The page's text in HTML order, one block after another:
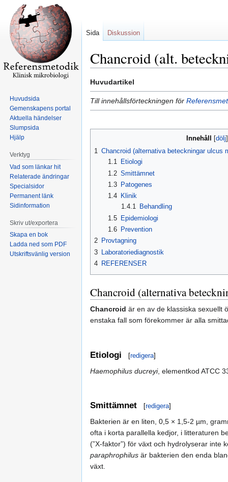
Chancroid (alt.
Hoppa
till
navigering
Hoppa
till
sök
Huvudartikel
Till innehållsförteckningen för
Innehåll
1 Chancroid (alternativa beteckningar ulcus
1.1
Etiologi
1.2 Smittämnet
1.3
Patogenes
1.4
Klinik
1.4.1 Behandling
1.5
Epidemiologi
1.6
Prevention
2 Provtagning
3 Laboratoriediagnostik
4 REFERENSER
Chancroid (alternativa
Chancroid är en av de klassiska sexuellt
enstaka fall som förekommer är alla
Etiologi [redigera]
Haemophilus ducreyi, elementkod ATCC
Smittämnet [redigera]
Bakterien är en liten, 0,5 × 1,5-2 µm,
ofta i korta parallella kedjor, i litteraturen
(”X-faktor”) för växt och hydrolyserar inte
paraphrophilus är bakterien den enda
växt.
Sida Diskussion
Huvudsida
Gemenskapens portal
Aktuella händelser
Slumpsida
Hjälp
Verktyg
Vad som länkar hit
Relaterade ändringar
Specialsidor
Permanent länk
Sidinformation
Skriv ut/exportera
Skapa en bok
Ladda ned som PDF
Utskriftsvänlig version